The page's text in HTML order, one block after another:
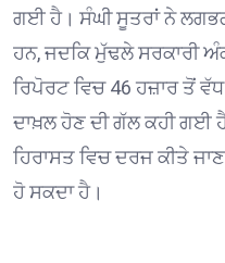
ਗਈ ਹੈ। ਸੰਘੀ ਸੂਤਰਾਂ ਨੇ
ਹਨ, ਜਦਕਿ ਮੁੱਢਲੇ ਸਰਕਾਰੀ
ਰਿਪੋਰਟ ਵਿਚ 46 ਹਜ਼ਾਰ ਤੋਂ
ਦਾਖ਼ਲ ਹੋਣ ਦੀ ਗੱਲ ਕਹੀ ਗਈ
ਹਿਰਾਸਤ ਵਿਚ ਦਰਜ ਕੀਤੇ
ਹੋ ਸਕਦਾ ਹੈ।